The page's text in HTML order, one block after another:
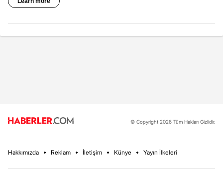
© Copyright 2026 Tüm Hakları Gizlidir.
Hakkımızda Reklam İletişim Künye Yayın İlkeleri